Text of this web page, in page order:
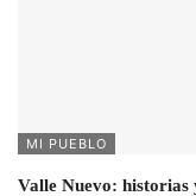
MI PUEBLO
Valle Nuevo: historias